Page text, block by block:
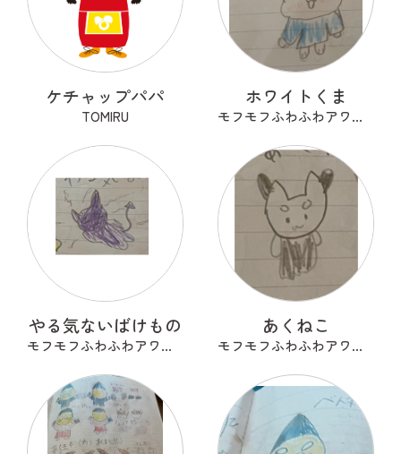
ケチャップパパ
TOMIRU
ホワイトくま
モフモフふわふわアワアワ
やる気ないばけもの
モフモフふわふわアワアワ
あくねこ
モフモフふわふわアワアワ